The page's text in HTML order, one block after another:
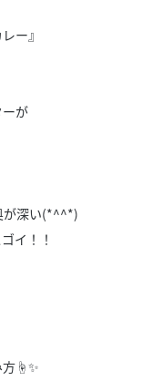
レー』
が
が深い(*^^*)
ゴイ！！
方☝✨